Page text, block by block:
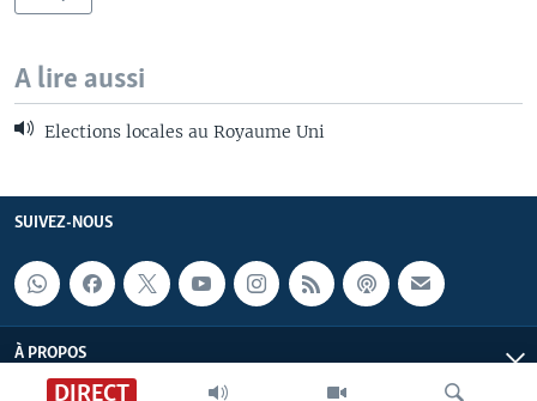
DIRECT
A lire aussi
Elections locales au Royaume Uni
SUIVEZ-NOUS
À PROPOS